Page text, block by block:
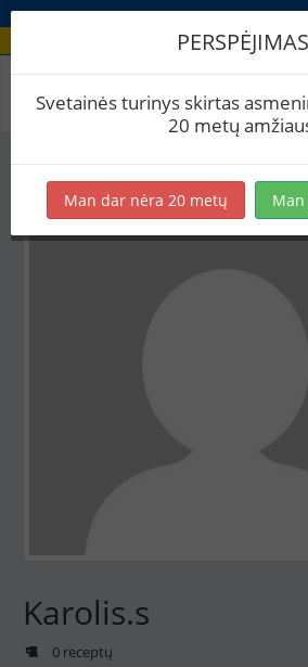
Aludario paskyra
Karolis.s
0 receptų
PERSPĖJIMAS
Svetainės turinys skirtas
20 metų
Man dar nėra 20 metų